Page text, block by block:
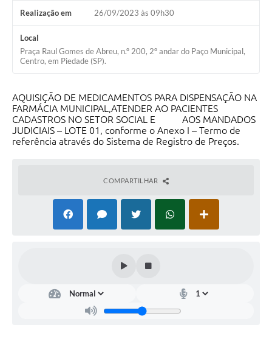
Realização em 26/09/2023 às 09h30
Local
Praça Raul Gomes de Abreu, n.º 200, 2º andar do Paço Municipal,
Centro, em Piedade (SP).
AQUISIÇÃO DE MEDICAMENTOS PARA DISPENSAÇÃO NA
FARMÁCIA MUNICIPAL,ATENDER AO PACIENTES
CADASTROS NO SETOR SOCIAL E AOS MANDADOS
JUDICIAIS – LOTE 01, conforme o Anexo I – Termo de
referência através do Sistema de Registro de Preços.
COMPARTILHAR